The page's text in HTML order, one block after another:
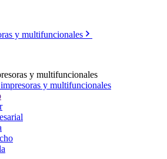
y multifuncionales
y multifuncionales
y multifuncionales